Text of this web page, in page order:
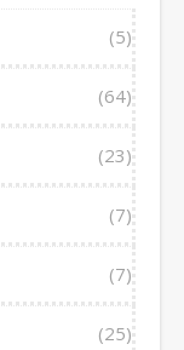
(5)
(64)
(23)
(7)
(7)
(25)